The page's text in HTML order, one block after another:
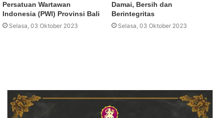
Persatuan Wartawan
Indonesia (PWI) Provinsi Bali
Selasa, 03 Oktober 2023
Damai, Bersih dan
Berintegritas
Selasa, 03 Oktober 2023